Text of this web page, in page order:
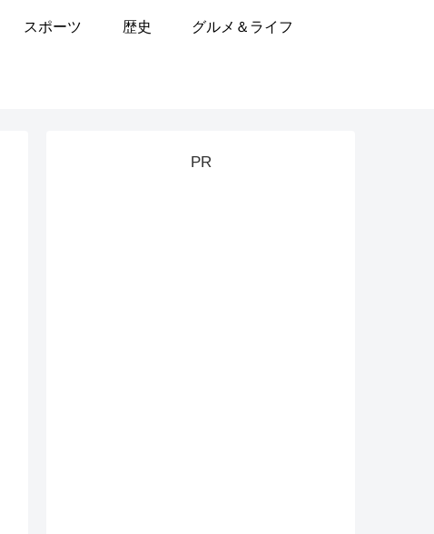
スポーツ 歴史 グルメ＆ライフ
PR